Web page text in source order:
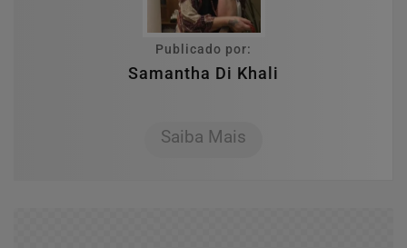
Publicado por:
Samantha Di Khali
Saiba Mais